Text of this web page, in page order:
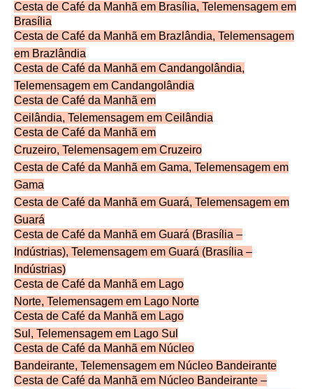
Cesta de Café da Manhã em Brasília, Telemensagem em
Brasília
Cesta de Café da Manhã em Brazlândia, Telemensagem
em Brazlândia
Cesta de Café da Manhã em Candangolândia,
Telemensagem em Candangolândia
Cesta de Café da Manhã em
Ceilândia, Telemensagem em Ceilândia
Cesta de Café da Manhã em
Cruzeiro, Telemensagem em Cruzeiro
Cesta de Café da Manhã em Gama, Telemensagem em
Gama
Cesta de Café da Manhã em Guará, Telemensagem em
Guará
Cesta de Café da Manhã em Guará (Brasília –
Indústrias), Telemensagem em Guará (Brasília –
Indústrias)
Cesta de Café da Manhã em Lago
Norte, Telemensagem em Lago Norte
Cesta de Café da Manhã em Lago
Sul, Telemensagem em Lago Sul
Cesta de Café da Manhã em Núcleo
Bandeirante, Telemensagem em Núcleo Bandeirante
Cesta de Café da Manhã em Núcleo Bandeirante –